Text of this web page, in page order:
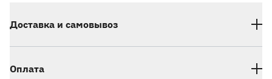
Доставка и самовывоз
Оплата